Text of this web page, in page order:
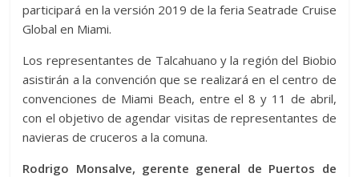
participará en la versión 2019 de la feria Seatrade Cruise
Global en Miami.
Los representantes de Talcahuano y la región del Biobio
asistirán a la convención que se realizará en el centro de
convenciones de Miami Beach, entre el 8 y 11 de abril,
con el objetivo de agendar visitas de representantes de
navieras de cruceros a la comuna.
Rodrigo Monsalve, gerente general de Puertos de